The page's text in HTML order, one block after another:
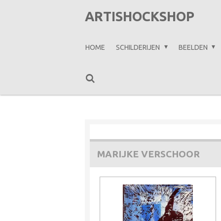
ARTISHOCKSHOP
HOME SCHILDERIJEN BEELDEN
MARIJKE VERSCHOOR